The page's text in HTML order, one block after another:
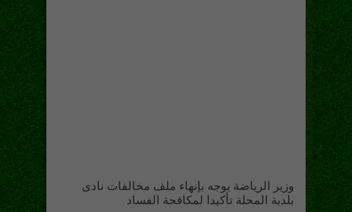
وزير الرياضة يوجه بإنهاء ملف مخالفات نادى
بلدية المحلة تأكيدا لمكافحة الفساد